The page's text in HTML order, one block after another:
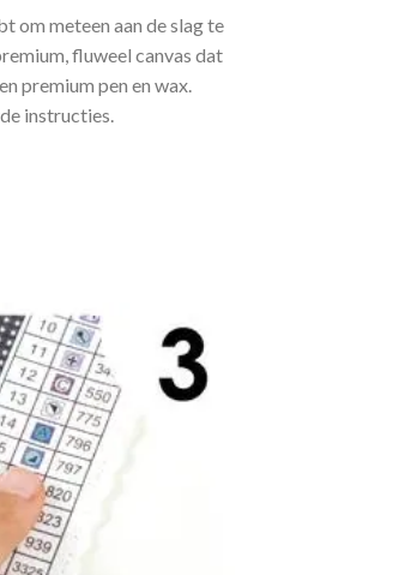
om meteen aan de slag te
fluweel canvas dat
premium pen en wax.
instructies.